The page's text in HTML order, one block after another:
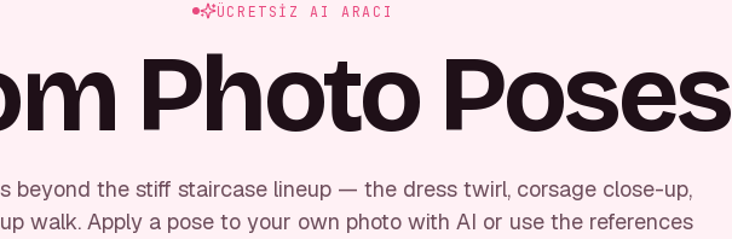
ÜCRETSIZ AI ARACI
Photo Poses
beyond the stiff staircase lineup — the dress twirl, corsage close-up,
walk. Apply a pose to your own photo with AI or use the references